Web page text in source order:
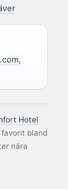
,
Hotel
bland
nära